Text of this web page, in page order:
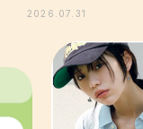
4
5
2026.07.31